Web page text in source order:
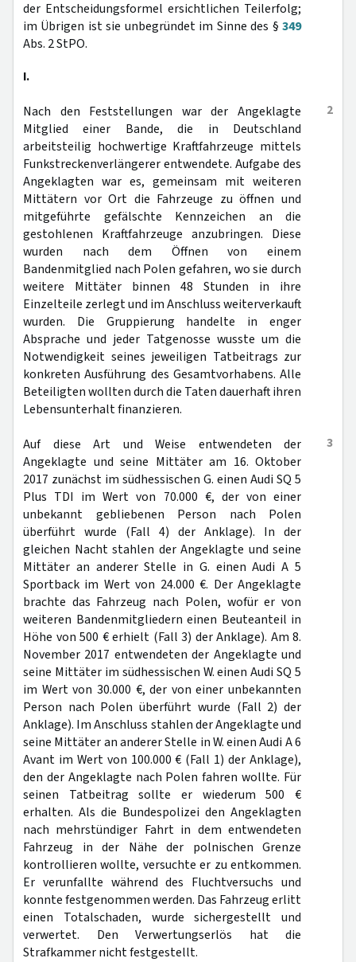
der Entscheidungsformel ersichtlichen Teilerfolg;
im Übrigen ist sie unbegründet im Sinne des § 349
Abs. 2 StPO.
I.
2
Nach den Feststellungen war der Angeklagte
Mitglied einer Bande, die in Deutschland
arbeitsteilig hochwertige Kraftfahrzeuge mittels
Funkstreckenverlängerer entwendete. Aufgabe des
Angeklagten war es, gemeinsam mit weiteren
Mittätern vor Ort die Fahrzeuge zu öffnen und
mitgeführte gefälschte Kennzeichen an die
gestohlenen Kraftfahrzeuge anzubringen. Diese
wurden nach dem Öffnen von einem
Bandenmitglied nach Polen gefahren, wo sie durch
weitere Mittäter binnen 48 Stunden in ihre
Einzelteile zerlegt und im Anschluss weiterverkauft
wurden. Die Gruppierung handelte in enger
Absprache und jeder Tatgenosse wusste um die
Notwendigkeit seines jeweiligen Tatbeitrags zur
konkreten Ausführung des Gesamtvorhabens. Alle
Beteiligten wollten durch die Taten dauerhaft ihren
Lebensunterhalt finanzieren.
3
Auf diese Art und Weise entwendeten der
Angeklagte und seine Mittäter am 16. Oktober
2017 zunächst im südhessischen G. einen Audi SQ 5
Plus TDI im Wert von 70.000 €, der von einer
unbekannt gebliebenen Person nach Polen
überführt wurde (Fall 4) der Anklage). In der
gleichen Nacht stahlen der Angeklagte und seine
Mittäter an anderer Stelle in G. einen Audi A 5
Sportback im Wert von 24.000 €. Der Angeklagte
brachte das Fahrzeug nach Polen, wofür er von
weiteren Bandenmitgliedern einen Beuteanteil in
Höhe von 500 € erhielt (Fall 3) der Anklage). Am 8.
November 2017 entwendeten der Angeklagte und
seine Mittäter im südhessischen W. einen Audi SQ 5
im Wert von 30.000 €, der von einer unbekannten
Person nach Polen überführt wurde (Fall 2) der
Anklage). Im Anschluss stahlen der Angeklagte und
seine Mittäter an anderer Stelle in W. einen Audi A 6
Avant im Wert von 100.000 € (Fall 1) der Anklage),
den der Angeklagte nach Polen fahren wollte. Für
seinen Tatbeitrag sollte er wiederum 500 €
erhalten. Als die Bundespolizei den Angeklagten
nach mehrstündiger Fahrt in dem entwendeten
Fahrzeug in der Nähe der polnischen Grenze
kontrollieren wollte, versuchte er zu entkommen.
Er verunfallte während des Fluchtversuchs und
konnte festgenommen werden. Das Fahrzeug erlitt
einen Totalschaden, wurde sichergestellt und
verwertet. Den Verwertungserlös hat die
Strafkammer nicht festgestellt.